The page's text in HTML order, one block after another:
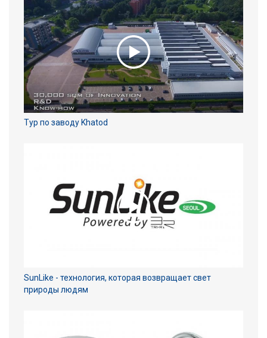
Тур по заводу Khatod
SunLike - технология, которая возвращает свет
природы людям